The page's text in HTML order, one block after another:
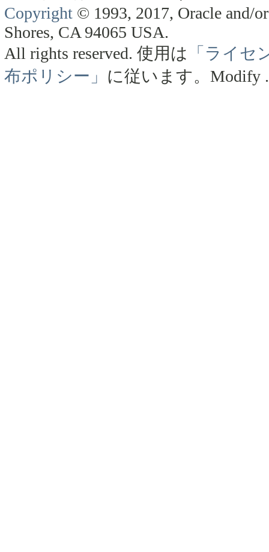
Copyright © 1993, 2017, Oracle and/
Shores, CA 94065 USA.
All rights reserved. 使用は 「ライセ
布ポリシー」 に従います。 Modify